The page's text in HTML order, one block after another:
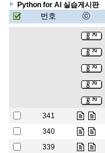
Python for AI 실습게시판
번호 ⓒ
341
340
339